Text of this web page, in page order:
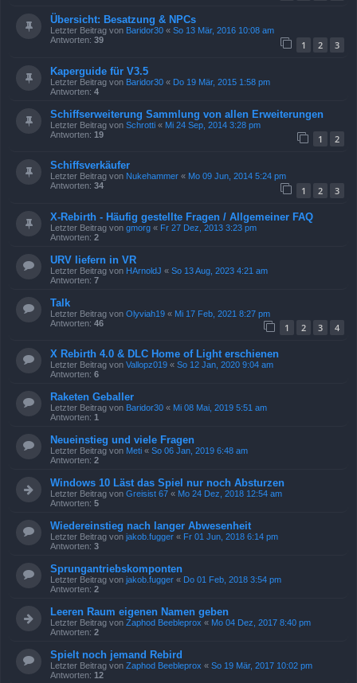
Übersicht: Besatzung & NPCs
Letzter Beitrag von Baridor30 « So 13 Mär, 2016 10:08 am
Antworten: 39 1 2 3
Kaperguide für V3.5
Letzter Beitrag von Baridor30 « Do 19 Mär, 2015 1:58 pm
Antworten: 4
Schiffserweiterung Sammlung von allen Erweiterungen
Letzter Beitrag von Schrotti « Mi 24 Sep, 2014 3:28 pm
Antworten: 19 1 2
Schiffsverkäufer
Letzter Beitrag von Nukehammer « Mo 09 Jun, 2014 5:24 pm
Antworten: 34 1 2 3
X-Rebirth - Häufig gestellte Fragen / Allgemeiner FAQ
Letzter Beitrag von gmorg « Fr 27 Dez, 2013 3:23 pm
Antworten: 2
URV liefern in VR
Letzter Beitrag von HArnoldJ « So 13 Aug, 2023 4:21 am
Antworten: 7
Talk
Letzter Beitrag von Olyviah19 « Mi 17 Feb, 2021 8:27 pm
Antworten: 46 1 2 3 4
X Rebirth 4.0 & DLC Home of Light erschienen
Letzter Beitrag von Vallopz019 « So 12 Jan, 2020 9:04 am
Antworten: 6
Raketen Geballer
Letzter Beitrag von Baridor30 « Mi 08 Mai, 2019 5:51 am
Antworten: 1
Neueinstieg und viele Fragen
Letzter Beitrag von Meti « So 06 Jan, 2019 6:48 am
Antworten: 2
Windows 10 Läst das Spiel nur noch Absturzen
Letzter Beitrag von Greisist 67 « Mo 24 Dez, 2018 12:54 am
Antworten: 5
Wiedereinstieg nach langer Abwesenheit
Letzter Beitrag von jakob.fugger « Fr 01 Jun, 2018 6:14 pm
Antworten: 3
Sprungantriebskomponten
Letzter Beitrag von jakob.fugger « Do 01 Feb, 2018 3:54 pm
Antworten: 2
Leeren Raum eigenen Namen geben
Letzter Beitrag von Zaphod Beebleprox « Mo 04 Dez, 2017 8:40 pm
Antworten: 2
Spielt noch jemand Rebird
Letzter Beitrag von Zaphod Beebleprox « So 19 Mär, 2017 10:02 pm
Antworten: 12